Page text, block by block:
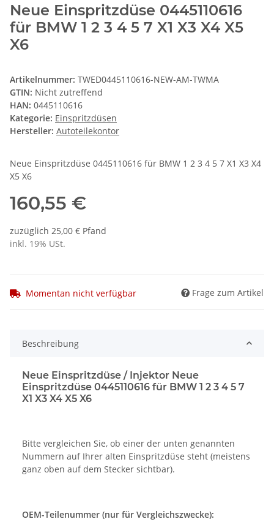
Neue Einspritzdüse 0445110616
für BMW 1 2 3 4 5 7 X1 X3 X4 X5
X6
Artikelnummer: TWED0445110616-NEW-AM-TWMA
GTIN: Nicht zutreffend
HAN: 0445110616
Kategorie: Einspritzdüsen
Hersteller: Autoteilekontor
Neue Einspritzdüse 0445110616 für BMW 1 2 3 4 5 7 X1 X3 X4
X5 X6
160,55 €
zuzüglich 25,00 € Pfand
inkl. 19% USt.
Momentan nicht verfügbar Frage zum Artikel
Beschreibung
Neue Einspritzdüse / Injektor Neue
Einspritzdüse 0445110616 für BMW 1 2 3 4 5 7
X1 X3 X4 X5 X6
Bitte vergleichen Sie, ob einer der unten genannten
Nummern auf Ihrer alten Einspritzdüse steht (meistens
ganz oben auf dem Stecker sichtbar).
OEM-Teilenummer (nur für Vergleichszwecke):